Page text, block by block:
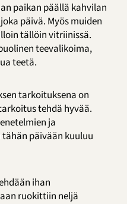
paikan päällä kahvilan
päivä. Myös muiden
tällöin vitriinissä.
teevalikoima,
teetä.
tarkoituksena on
tehdä hyvää.
ja
päivään kuuluu
ihan
ruokittiin neljä